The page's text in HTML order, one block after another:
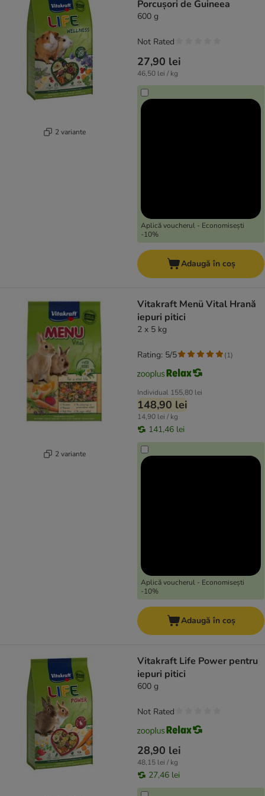
2 variante
Porcușori de Guineea
600 g
27,90 lei
46,50 lei / kg
Aplică voucherul - Economisești
-10%
Not Rated
Adaugă în coș
2 variante
Vitakraft Menü Vital Hrană
iepuri pitici
2 x 5 kg
Individual 155,80 lei
148,90 lei
14,90 lei / kg
141,46 lei
Aplică voucherul - Economisești
-10%
Rating: 5/5 (1)
Adaugă în coș
Vitakraft Life Power pentru
iepuri pitici
600 g
28,90 lei
48,15 lei / kg
27,46 lei
Not Rated